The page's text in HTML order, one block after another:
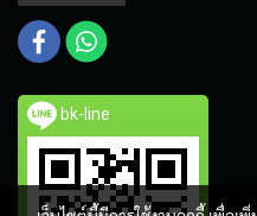
bk-line